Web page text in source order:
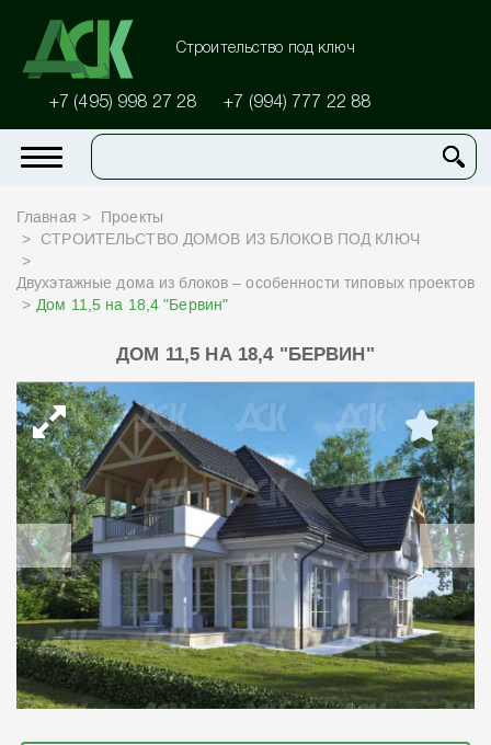
Строительство под ключ
+7 (495) 998 27 28 +7 (994) 777 22 88
Главная
Проекты
СТРОИТЕЛЬСТВО ДОМОВ ИЗ БЛОКОВ ПОД КЛЮЧ
Двухэтажные дома из блоков – особенности типовых проектов
Дом 11,5 на 18,4 "Бервин"
ДОМ 11,5 НА 18,4 "БЕРВИН"